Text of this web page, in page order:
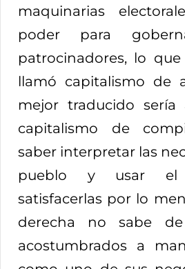
maquinarias
poder para
patrocinadores, lo
llamó capitalismo de
mejor traducido
capitalismo de
saber interpretar las
pueblo y usar el
satisfacerlas por lo
derecha no sabe
acostumbrados a